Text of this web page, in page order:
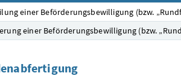
einer Beförderungsbewilligung (bzw.
einer Beförderungsbewilligung (bzw.